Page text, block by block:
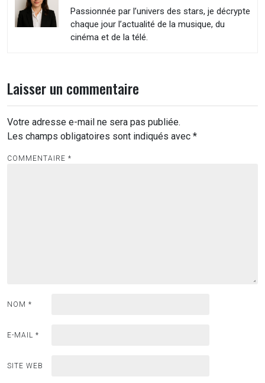
Passionnée par l’univers des stars, je décrypte
chaque jour l’actualité de la musique, du
cinéma et de la télé.
Laisser un commentaire
Votre adresse e-mail ne sera pas publiée.
Les champs obligatoires sont indiqués avec *
COMMENTAIRE *
NOM *
E-MAIL *
SITE WEB